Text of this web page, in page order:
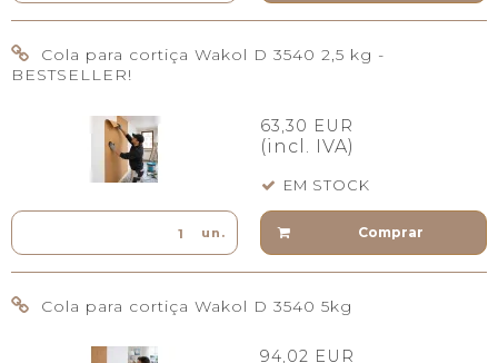
Cola para cortiça Wakol D 3540 2,5 kg -
BESTSELLER!
63,30 EUR
(incl. IVA)
EM STOCK
un. Comprar
Cola para cortiça Wakol D 3540 5kg
94,02 EUR